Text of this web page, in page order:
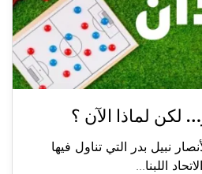
لكن لماذا الآن ؟
نبيل بدر التي تناول فيها
اللبنا...